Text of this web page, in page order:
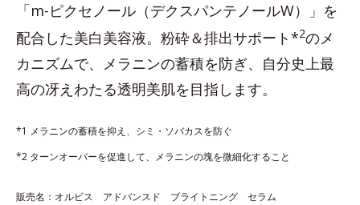
「m-ピクセノール（デクスパンテノールW）」を
配合した美白美容液。粉砕＆排出サポート*2のメ
カニズムで、メラニンの蓄積を防ぎ、自分史上最
高の冴えわたる透明美肌を目指します。
*1 メラニンの蓄積を抑え、シミ・ソバカスを防ぐ
*2 ターンオーバーを促進して、メラニンの塊を微細化すること
販売名：オルビス アドバンスド ブライトニング セラム